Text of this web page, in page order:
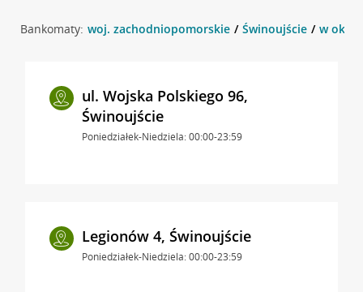
Bankomaty: woj. zachodniopomorskie Świnoujście w
ul. Wojska Polskiego 96,
Świnoujście
Poniedziałek-Niedziela: 00:00-23:59
Legionów 4, Świnoujście
Poniedziałek-Niedziela: 00:00-23:59